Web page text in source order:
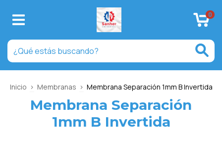
0
Inicio > Membranas > Membrana Separación 1mm B Invertida
Membrana Separación
1mm B Invertida